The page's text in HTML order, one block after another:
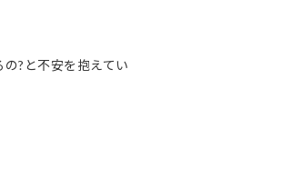
?と不安を抱えてい